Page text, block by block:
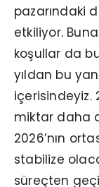
pazarındaki
etkiliyor.
koşullar da
yıldan bu
içerisindeyiz.
miktar daha
2026’nın
stabilize
süreçten